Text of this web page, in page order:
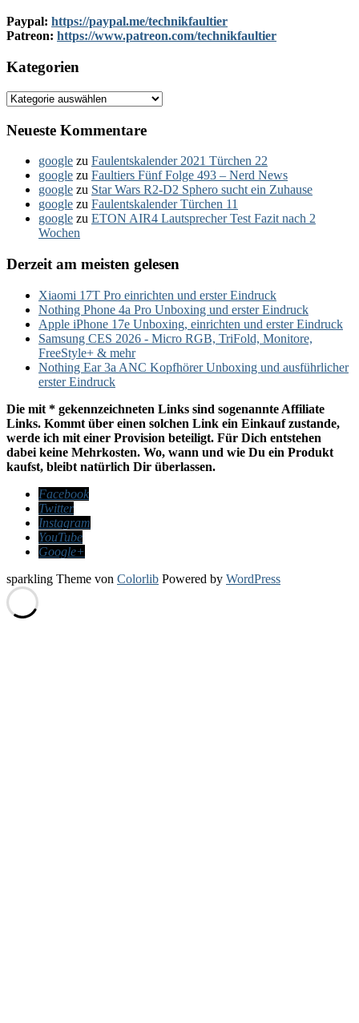
Paypal: https://paypal.me/technikfaultier
Patreon: https://www.patreon.com/technikfaultier
Kategorien
Kategorien
Neueste Kommentare
google zu Faulentskalender 2021 Türchen 22
google zu Faultiers Fünf Folge 493 – Nerd News
google zu Star Wars R2-D2 Sphero sucht ein Zuhause
google zu Faulentskalender Türchen 11
google zu ETON AIR4 Lautsprecher Test Fazit nach 2
Wochen
Derzeit am meisten gelesen
Xiaomi 17T Pro einrichten und erster Eindruck
Nothing Phone 4a Pro Unboxing und erster Eindruck
Apple iPhone 17e Unboxing, einrichten und erster Eindruck
Samsung CES 2026 - Micro RGB, TriFold, Monitore,
FreeStyle+ & mehr
Nothing Ear 3a ANC Kopfhörer Unboxing und ausführlicher
erster Eindruck
Die mit * gekennzeichneten Links sind sogenannte Affiliate
Links. Kommt über einen solchen Link ein Einkauf zustande,
werde ich mit einer Provision beteiligt. Für Dich entstehen
dabei keine Mehrkosten. Wo, wann und wie Du ein Produkt
kaufst, bleibt natürlich Dir überlassen.
Facebook
Twitter
Instagram
YouTube
Google+
sparkling Theme von Colorlib Powered by WordPress